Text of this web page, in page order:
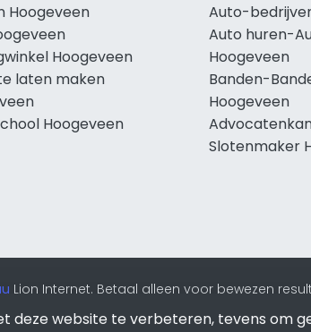
Hoogeveen
Hoogeveen
laten maken
Hoogeveen
Auto-
Auto huren-
Hoogeveen
Banden-
Hoogeveen
Slotenmaker
Lion Internet. Betaal alleen voor bewezen
deze website te verbeteren, tevens om